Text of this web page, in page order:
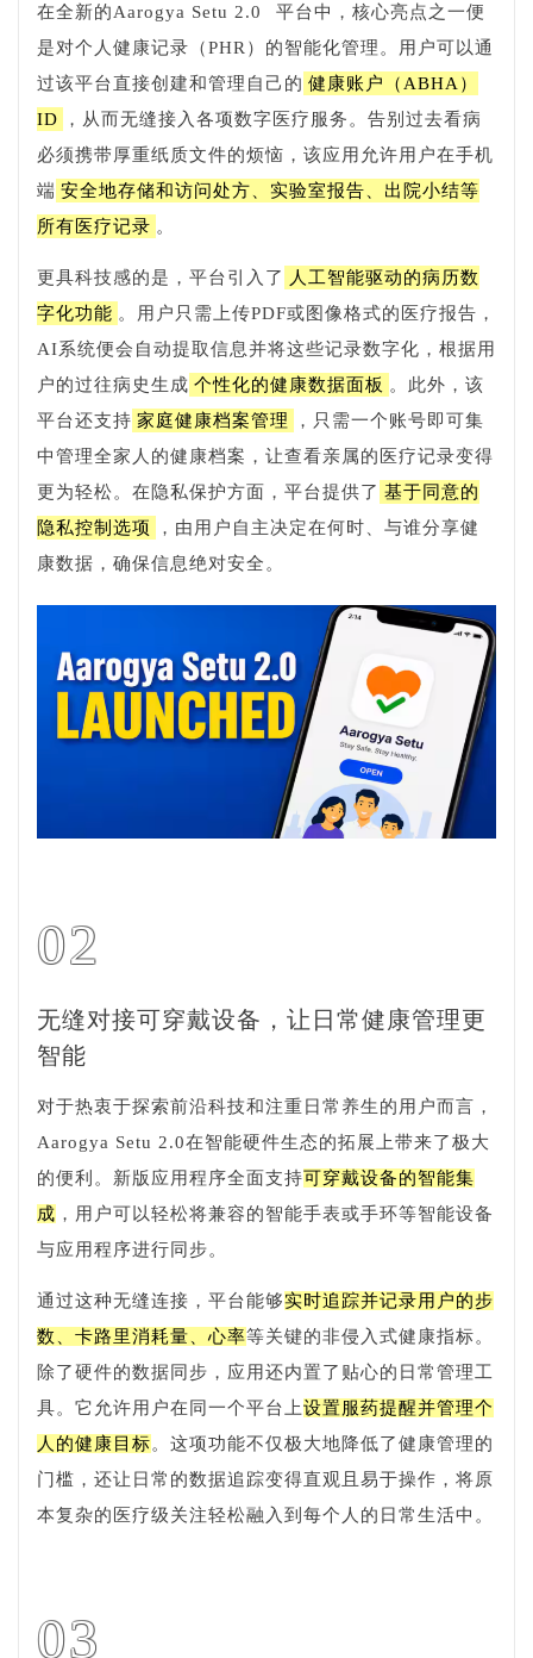
在全新的Aarogya Setu 2.0
平台中，核心亮点之一便
是对个人健康记录（PHR）的智能化管理。用户可以通
过该平台直接创建和管理自己的 健康账户（ABHA）
ID
，从而无缝接入各项数字医疗服务。告别过去看病
必须携带厚重纸质文件的烦恼，该应用允许用户在手机
端 安全地存储和访问处方、实验室报告、出院小结等
所有医疗记录 。
更具科技感的是，平台引入了
人工智能驱动的病历数
字化功能 。用户只需上传PDF或图像格式的医疗报告，
AI系统便会自动提取信息并将这些记录数字化，根据用
户的过往病史生成 个性化的健康数据面板 。此外，该
平台还支持 家庭健康档案管理
，只需一个账号即可集
中管理全家人的健康档案，让查看亲属的医疗记录变得
更为轻松。在隐私保护方面，平台提供了 基于同意的
隐私控制选项
，由用户自主决定在何时、与谁分享健
康数据，确保信息绝对安全。
02
无缝对接可穿戴设备，让日常健康管理更
智能
对于热衷于探索前沿科技和注重日常养生的用户而言，
Aarogya Setu 2.0在智能硬件生态的拓展上带来了极大
的便利。新版应用程序全面支持可穿戴设备的智能集
成 ，用户可以轻松将兼容的智能手表或手环等智能设备
与应用程序进行同步。
通过这种无缝连接，平台能够实时追踪并记录用户的步
数、卡路里消耗量、心率等关键的非侵入式健康指标。
除了硬件的数据同步，应用还内置了贴心的日常管理工
具。它允许用户在同一个平台上设置服药提醒并管理个
人的健康目标。这项功能不仅极大地降低了健康管理的
门槛，还让日常的数据追踪变得直观且易于操作，将原
本复杂的医疗级关注轻松融入到每个人的日常生活中。
03